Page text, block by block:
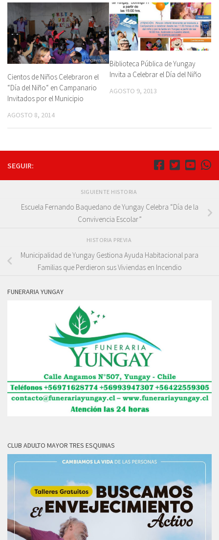
Cientos de Niños Celebraron el
“Día del Niño“ en Campanario
Invitados por el Municipio
AGOSTO 8, 2014
Biblioteca Pública de Yungay
Invita a Celebrar el Día del Niño
AGOSTO 9, 2013
SEGUIR:
SIGUIENTE HISTORIA
Escuela Fernando Baquedano de Yungay Celebra “Día de la
Convivencia Escolar”
HISTORIA PREVIA
Municipalidad de Yungay Gestiona Ayuda Habitacional para
Familias que Perdieron sus Viviendas en Incendio
FUNERARIA YUNGAY
CLUB ADULTO MAYOR TRES ESQUINAS